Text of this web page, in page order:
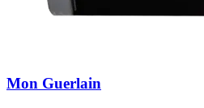
Mon Guerlain